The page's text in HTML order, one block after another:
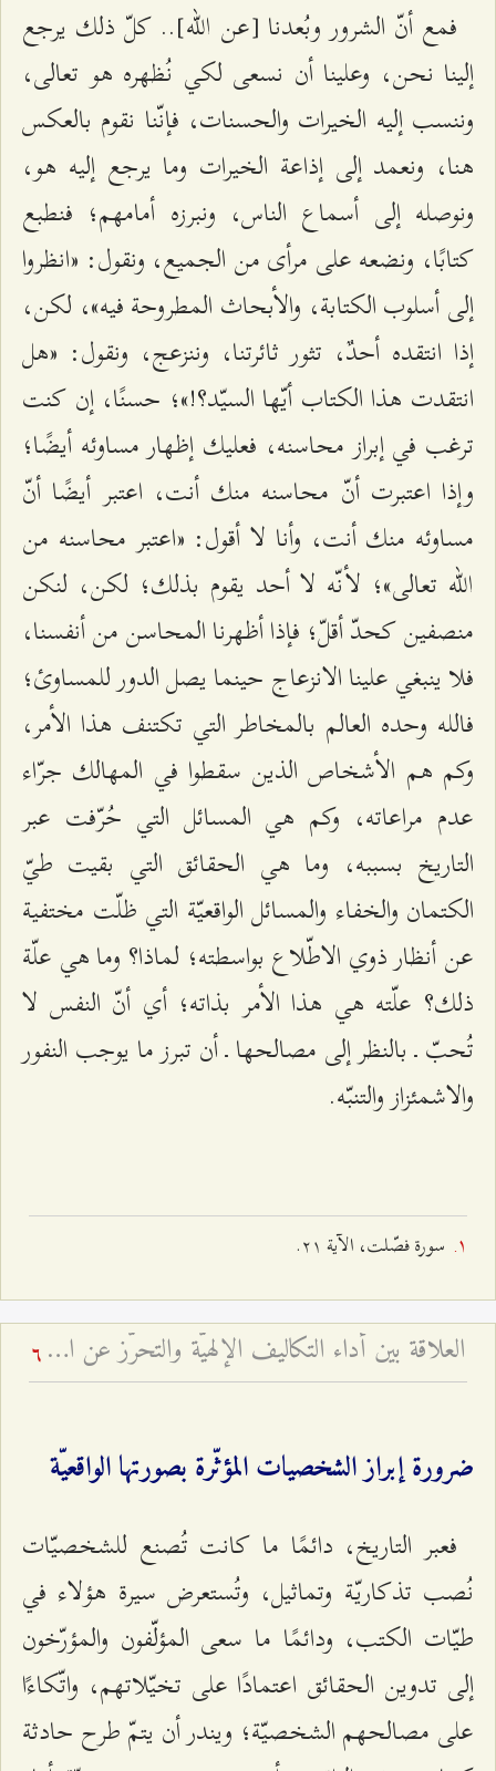
فمع أنّ الشرور وبُعدنا [عن الله].. كلّ ذلك يرجع
إلينا نحن، وعلينا أن نسعى لكي نُظهره هو تعالى،
وننسب إليه الخيرات والحسنات، فإنّنا نقوم بالعكس
هنا، ونعمد إلى إذاعة الخيرات وما يرجع إليه هو،
ونوصله إلى أسماع الناس، ونبرزه أمامهم؛ فنطبع
كتابًا، ونضعه على مرأى من الجميع، ونقول: «انظروا
إلى أسلوب الكتابة، والأبحاث المطروحة فيه»، لكن،
إذا انتقده أحدٌ، تثور ثائرتنا، وننزعج، ونقول: «هل
انتقدت هذا الكتاب أيّها السيّد؟!»؛ حسنًا، إن كنت
ترغب في إبراز محاسنه، فعليك إظهار مساوئه أيضًا؛
وإذا اعتبرت أنّ محاسنه منك أنت، اعتبر أيضًا أنّ
مساوئه منك أنت، وأنا لا أقول: «اعتبر محاسنه من
الله تعالى»؛ لأنّه لا أحد يقوم بذلك؛ لكن، لنكن
منصفين كحدّ أقلّ؛ فإذا أظهرنا المحاسن من أنفسنا،
فلا ينبغي علينا الانزعاج حينما يصل الدور للمساوئ؛
فالله وحده العالم بالمخاطر التي تكتنف هذا الأمر،
وكم هم الأشخاص الذين سقطوا في المهالك جرّاء
عدم مراعاته، وكم هي المسائل التي حُرّفت عبر
التاريخ بسببه، وما هي الحقائق التي بقيت طيّ
الكتمان والخفاء والمسائل الواقعيّة التي ظلّت مختفية
عن أنظار ذوي الاطّلاع بواسطته؛ لماذا؟ وما هي علّة
ذلك؟ علّته هي هذا الأمر بذاته؛ أي أنّ النفس لا
تُحبّ ـ بالنظر إلى مصالحها ـ أن تبرز ما يوجب النفور
والاشمئزاز والتنبّه.
سورة فصّلت، الآية ٢۱.
العلاقة بين أداء التكاليف الإلهيّة والتحرّز عن المراء والمباهاة 6
ضرورة إبراز الشخصيات المؤثّرة بصورتها الواقعيّة
فعبر التاريخ، دائمًا ما كانت تُصنع للشخصيّات
نُصب تذكاريّة وتماثيل، وتُستعرض سيرة هؤلاء في
طيّات الكتب، ودائمًا ما سعى المؤلّفون والمؤرّخون
إلى تدوين الحقائق اعتمادًا على تخيّلاتهم، واتّكاءًا
على مصالحهم الشخصيّة؛ ويندر أن يتمّ طرح حادثة